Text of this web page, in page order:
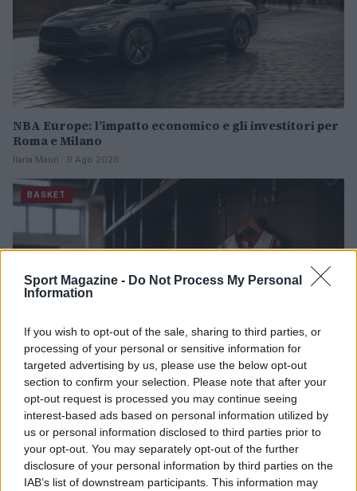
Sport Magazine - Do Not Process My Personal
Information
If you wish to opt-out of the sale, sharing to third parties, or
processing of your personal or sensitive information for
targeted advertising by us, please use the below opt-out
section to confirm your selection. Please note that after your
opt-out request is processed you may continue seeing
interest-based ads based on personal information utilized by
us or personal information disclosed to third parties prior to
your opt-out. You may separately opt-out of the further
disclosure of your personal information by third parties on the
IAB’s list of downstream participants. This information may
NBA Europe: l’impatto economico e gli investitori per
Roma e Milano
Ilaria Mauri · 9 Ago 2026
BASKET
Pallacanestro Trieste: Abramo Canka firma un
accordo pluriennale
Francesca Lombardi · 8 Ago 2026
BASKET